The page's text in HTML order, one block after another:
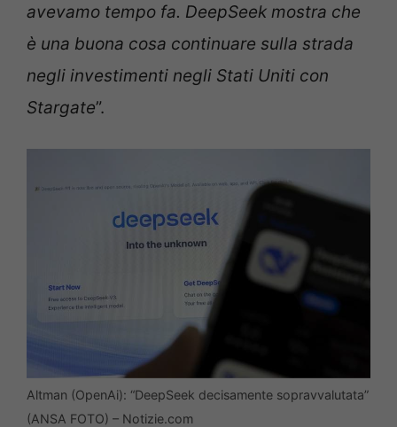
avevamo tempo fa. DeepSeek mostra che
è una buona cosa continuare sulla strada
negli investimenti negli Stati Uniti con
Stargate”.
Altman (OpenAi): “DeepSeek decisamente sopravvalutata”
(ANSA FOTO) – Notizie.com